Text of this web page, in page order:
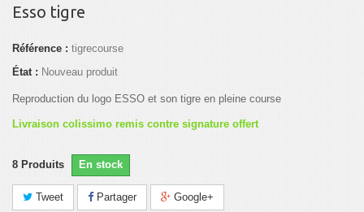
Esso tigre
Référence : tigrecourse
État : Nouveau produit
Reproduction du logo ESSO et son tigre en pleine course
Livraison colissimo remis contre signature offert
8 Produits En stock
Tweet Partager Google+